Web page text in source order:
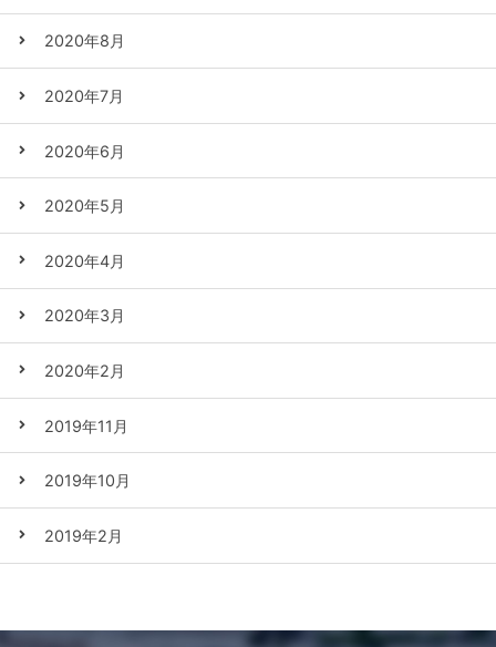
2020年8月
2020年7月
2020年6月
2020年5月
2020年4月
2020年3月
2020年2月
2019年11月
2019年10月
2019年2月